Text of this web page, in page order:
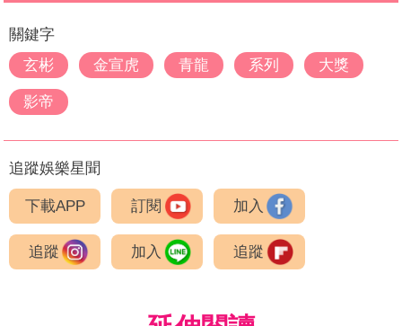
關鍵字
玄彬
金宣虎 青龍 系列 大獎
影帝
追蹤娛樂星聞
下載APP 訂閱 加入
追蹤 加入 追蹤